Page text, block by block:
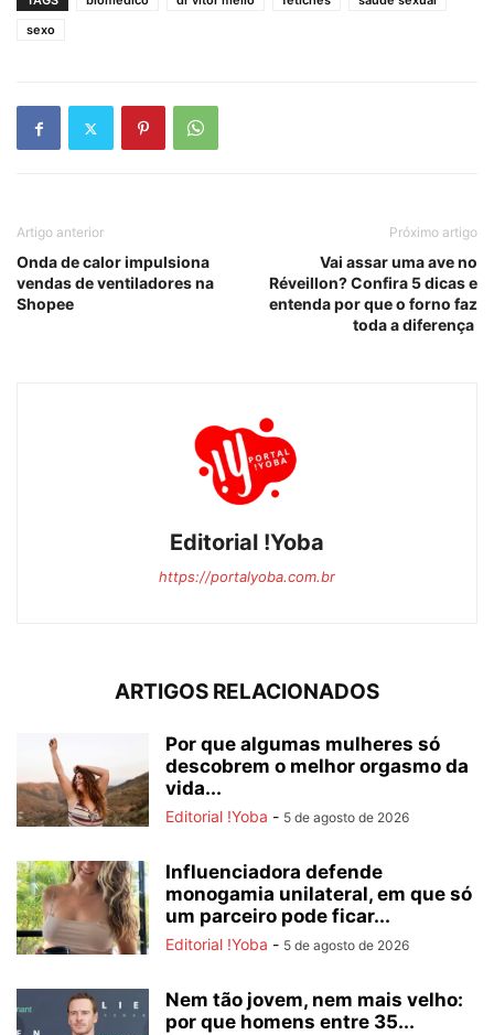
sexo
Artigo anterior
Onda de calor impulsiona
vendas de ventiladores na
Shopee
Próximo artigo
Vai assar uma ave no
Réveillon? Confira 5 dicas e
entenda por que o forno faz
toda a diferença
Editorial !Yoba
https://portalyoba.com.br
ARTIGOS RELACIONADOS
Por que algumas mulheres só
descobrem o melhor orgasmo da
vida...
Editorial !Yoba - 5 de agosto de 2026
Influenciadora defende
monogamia unilateral, em que só
um parceiro pode ficar...
Editorial !Yoba - 5 de agosto de 2026
Nem tão jovem, nem mais velho:
por que homens entre 35...